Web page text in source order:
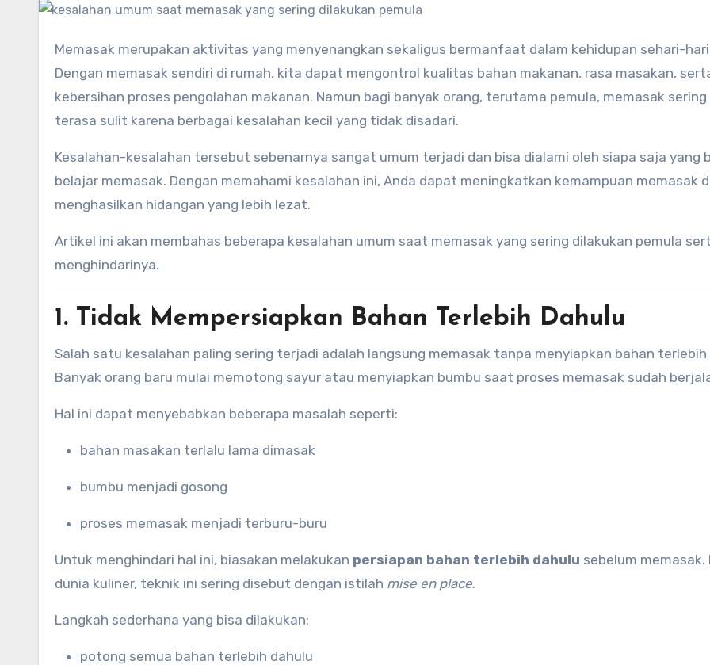
Memasak merupakan aktivitas yang menyenangkan sekaligus bermanfaat dalam kehidupan sehari-hari.
Dengan memasak sendiri di rumah, kita dapat mengontrol kualitas bahan makanan, rasa masakan,
kebersihan proses pengolahan makanan. Namun bagi banyak orang, terutama pemula, memasak sering
terasa sulit karena berbagai kesalahan kecil yang tidak disadari.
Kesalahan-kesalahan tersebut sebenarnya sangat umum terjadi dan bisa dialami oleh siapa saja yang
belajar memasak. Dengan memahami kesalahan ini, Anda dapat meningkatkan kemampuan memasak
menghasilkan hidangan yang lebih lezat.
Artikel ini akan membahas beberapa kesalahan umum saat memasak yang sering dilakukan pemula
menghindarinya.
1. Tidak Mempersiapkan Bahan Terlebih Dahulu
Salah satu kesalahan paling sering terjadi adalah langsung memasak tanpa menyiapkan bahan terlebih
Banyak orang baru mulai memotong sayur atau menyiapkan bumbu saat proses memasak sudah
Hal ini dapat menyebabkan beberapa masalah seperti:
bahan masakan terlalu lama dimasak
bumbu menjadi gosong
proses memasak menjadi terburu-buru
Untuk menghindari hal ini, biasakan melakukan persiapan bahan terlebih dahulu sebelum memasak.
dunia kuliner, teknik ini sering disebut dengan istilah mise en place.
Langkah sederhana yang bisa dilakukan:
potong semua bahan terlebih dahulu